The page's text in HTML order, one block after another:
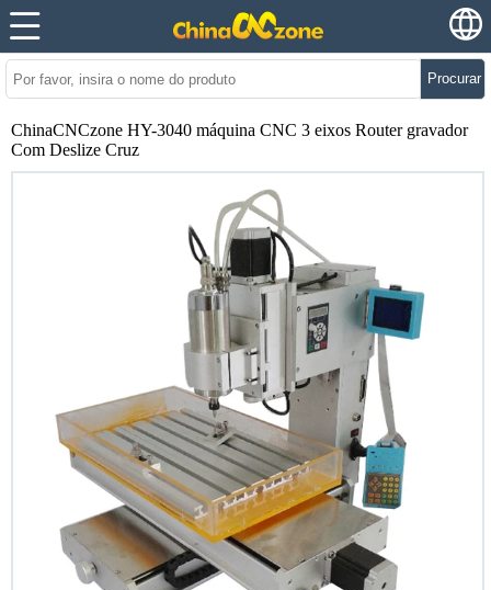
Procurar
ChinaCNCzone HY-3040 máquina CNC 3 eixos Router gravador
Com Deslize Cruz